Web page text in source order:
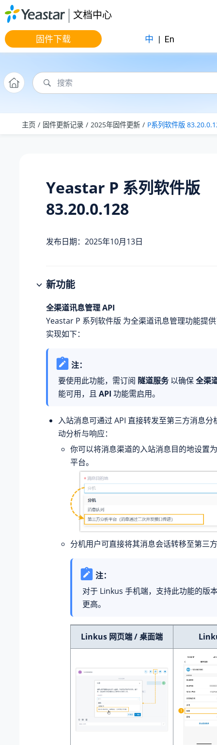
跳转到主要内容
文档中心
固件下载 中 | En
主页 固件更新记录 2025年固件更新 P系列软件版
Yeastar P 系列软件版
83.20.0.128
发布日期：2025年10月13日
新功能
全渠道讯息管理 API
Yeastar P 系列软件版 为全渠道讯息管理功能提
实现如下：
注：
要使用此功能，需订阅 隧道服务以确保全渠
能可用，且 API 功能需启用。
入站消息可通过 API 直接转发至第三方消息分
动分析与响应：
你可以将消息渠道的入站消息目的地设置
平台。
分机用户可直接将其消息会话转移至第三
注：
对于 Linkus 手机端，支持此功能的版
更高。
Linkus 网页端 / 桌面端